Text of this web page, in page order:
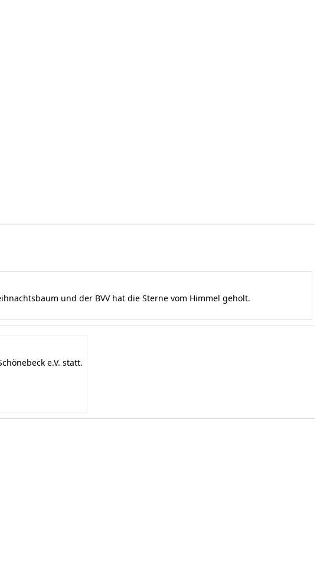
und der BVV hat die Sterne vom Himmel geholt.
e.V. statt.